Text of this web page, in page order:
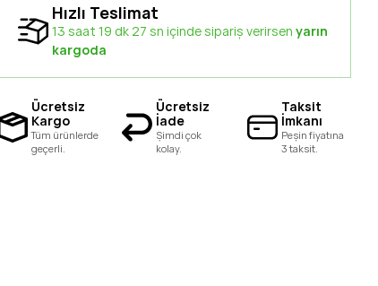
Hızlı Teslimat
13 saat 19 dk 26 sn içinde sipariş verirsenyarın
kargoda
Ücretsiz
Kargo
Tüm ürünlerde
geçerli.
Ücretsiz
İade
Şimdi çok
kolay.
Taksit
İmkanı
Peşin fiyatına
3 taksit.